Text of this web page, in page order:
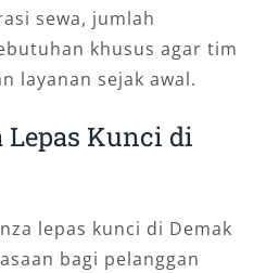
sewa, jumlah
khusus agar tim
layanan sejak awal.
Lepas Kunci di
lepas kunci di Demak
bagi pelanggan